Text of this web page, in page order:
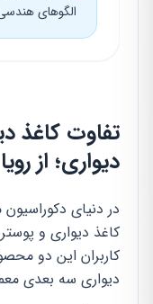
الگوهای هندسی و
تفاوت کاغذ
دیواری؛ از
کاغذ دیواری و
کاربران این دو
دیواری سه بعدی